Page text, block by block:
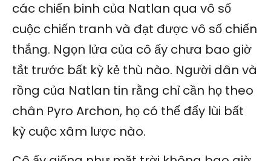
các chiến binh của Natlan qua vô số
cuộc chiến tranh và đạt được vô số chiến
thắng. Ngọn lửa của cô ấy chưa bao giờ
tắt trước bất kỳ kẻ thù nào. Người dân và
rồng của Natlan tin rằng chỉ cần họ theo
chân Pyro Archon, họ có thể đẩy lùi bất
kỳ cuộc xâm lược nào.